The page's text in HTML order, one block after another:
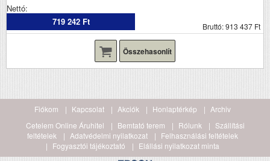
Nettó:
719 242 Ft
Bruttó: 913 437 Ft
Összehasonlít
Fiókom Kapcsolat Akciók Honlaptérkép
Archiv
Cetelem Online Áruhitel
Bemtató terem Rólunk
Szállítási
feltételek
Adatvédelmi nyilatkozat
Felhasználási feltételek
Fogyasztói tájékoztató
Elállási nyilatkozat minta